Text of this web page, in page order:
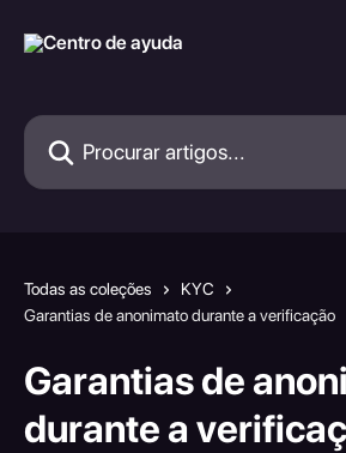
Procurar artigos...
Todas as coleções
KYC
Garantias de anonimato durante a verificação
Garantias de
durante a